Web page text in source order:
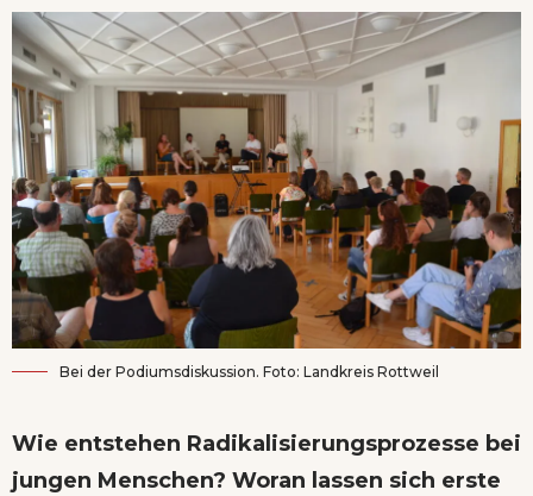
Bei der Podiumsdiskussion. Foto: Landkreis Rottweil
Wie entstehen Radikalisierungsprozesse bei
jungen Menschen? Woran lassen sich erste